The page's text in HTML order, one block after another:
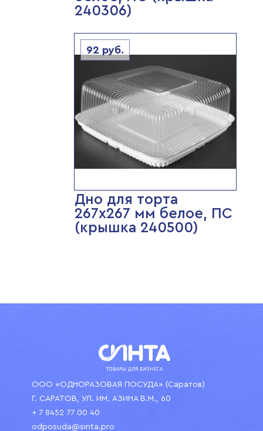
240306)
92 руб.
Дно для торта
267х267 мм белое, ПС
(крышка 240500)
ООО «ОДНОРАЗОВАЯ ПОСУДА» (Саратов)
Г. САРАТОВ, УЛ. ИМ. АЗИНА В.М., 60
+ 7 8452 77 00 40
odposuda@sinta.pro